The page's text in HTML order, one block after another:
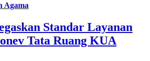
Agama
Standar Layanan
Tata Ruang KUA